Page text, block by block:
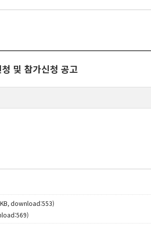
및 참가신청 공고
download:553)